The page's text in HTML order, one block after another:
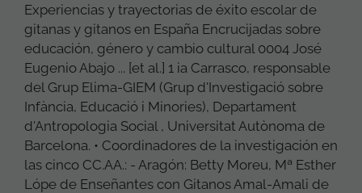
Experiencias y trayectorias de éxito escolar de
gitanas y gitanos en España Encrucijadas sobre
educación, género y cambio cultural 0004 José
Eugenio Abajo ... [et al.] 1 ia Carrasco, responsable
del Grup Elima-GIEM (Grup d'Investigació sobre
Infància, Educació i Minories), Departament
d'Antropologia Social , Universitat Autònoma de
Barcelona. • Coordinadores de la investigación en
las cinco CC.AA.: - Aragón: Betty Moreu, Mª Esther
Lópe de Enseñantes con Gitanos Amal-Amali de